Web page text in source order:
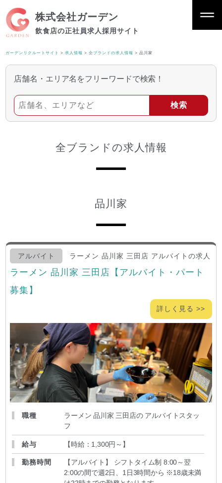
株式会社ガーデン
飲食店の正社員求人採用サイト
ガーデンリクルートサイト >求人情報 >全ブランドの求人情報 >品川家
店舗名・エリア名をフリーワードで検索！
全ブランドの求人情報
品川家
アルバイト ラーメン 品川家 三田店 アルバイトの求人
ラーメン 品川家 三田店【アルバイト・パート
募集】
詳しく見る >>
職種
ラーメン 品川家 三田店の アルバイトスタッ
フ
給与 【時給：1,300円～ 】
勤務時間
【アルバイト】 シフトタイム制 8:00～翌
2:00の間で週2日、1日3時間から ※18歳未満